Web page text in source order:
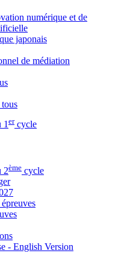
numérique et de
japonais
de médiation
1ercycle
2ème cycle
- English Version